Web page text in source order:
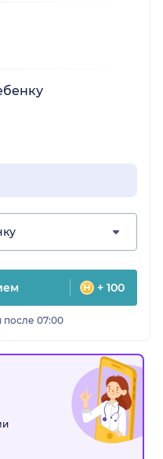
+ 100
после 07:00